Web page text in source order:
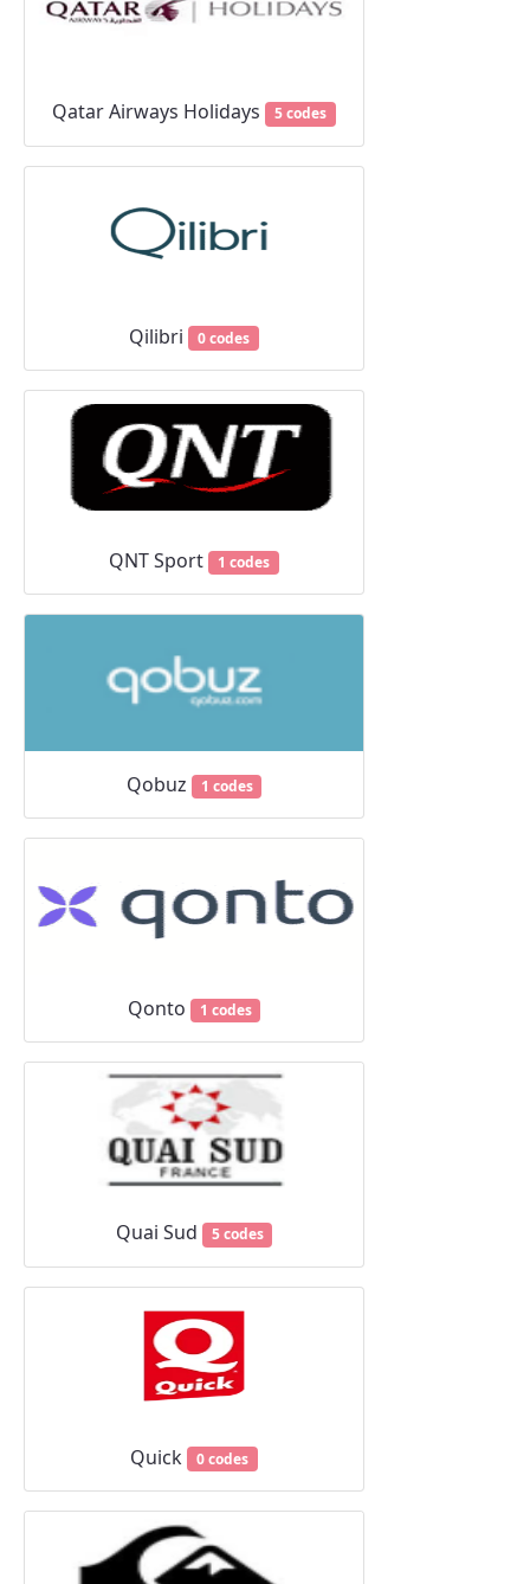
Qatar Airways Holidays 5 codes
Qilibri 0 codes
QNT Sport 1 codes
Qobuz 1 codes
Qonto 1 codes
Quai Sud 5 codes
Quick 0 codes